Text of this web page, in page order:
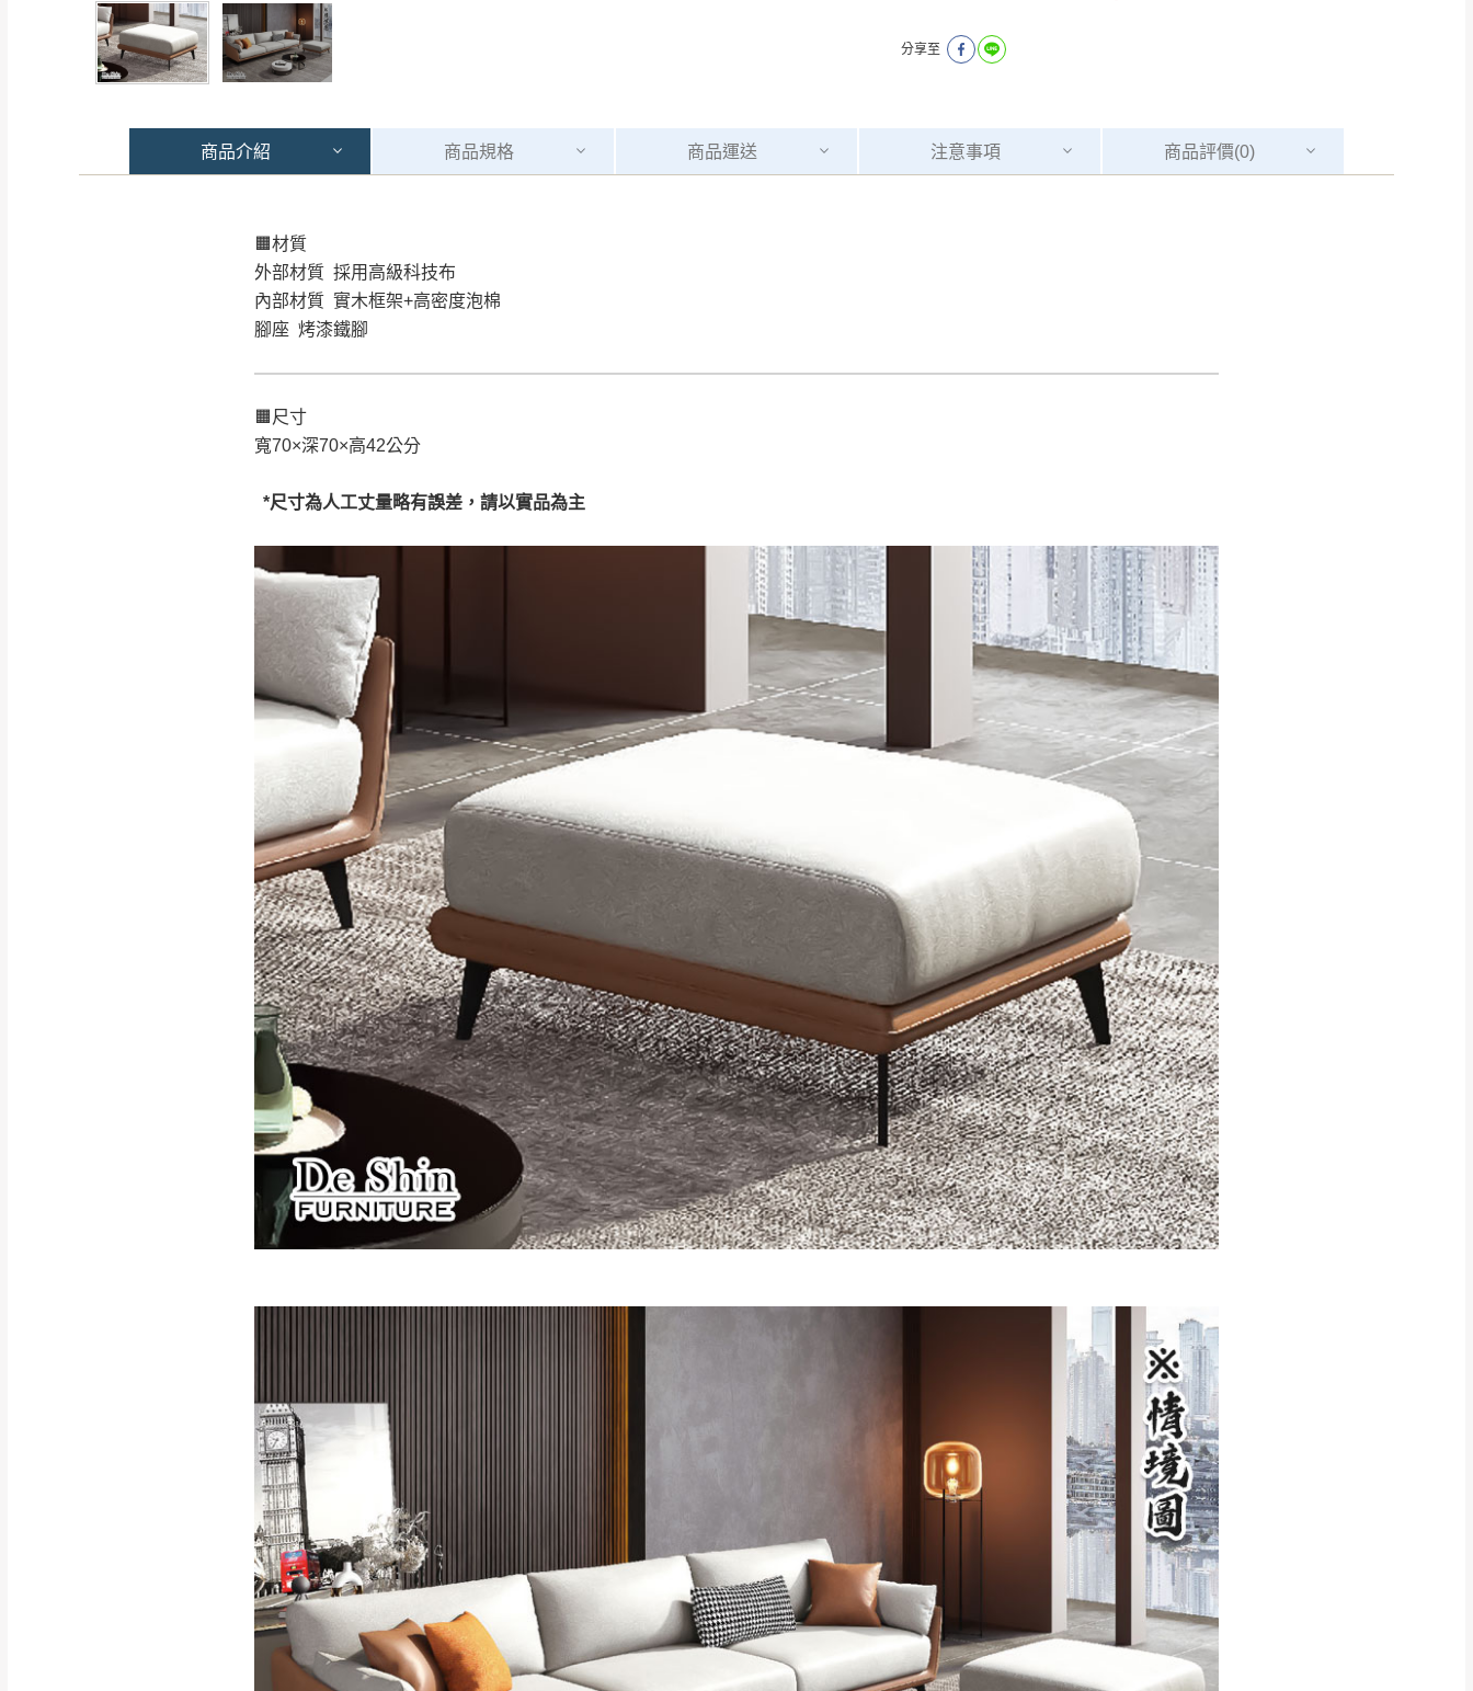
分享至
商品介紹 商品規格 商品運送 注意事項 商品評價(0)
🟧材質
外部材質 採用高級科技布
內部材質 實木框架+高密度泡棉
腳座 烤漆鐵腳
🟧尺寸
寬70×深70×高42公分
*尺寸為人工丈量略有誤差，請以實品為主
（請先線上詢問 LINE →@dershin）
桃園
免 運 費
＊A108產品另收運費
關西 玉山里
無
新北
雙溪、貢寮、烏來、平溪、九份、石
門、林口 下福里、新店山區、三峽山區、
石碇、坪林、福隆、淡水山區、北投湖山
路、深坑山區
基隆
$ 9,000以下：NT$500元
＊A108產品另收運費
基隆山區
苗栗
$ 9,000以下：NT$500元
＊A108產品另收運費
卓蘭鎮、三灣、通霄山區、西湖、泰安
鄉、大湖鄉、頭屋、獅潭鄉
配送天數：5~14天
到貨時間：指定送貨日當天以電話聯絡確認
｜周（一）配送部門固定公休無送貨｜
台北市、新北市地區固定每周(三)、(日)兩天收送貨
暫無配送地區 ：彰化、南投、雲林、嘉義、台南、高雄、屏東、宜蘭、 花蓮、台東、金門、馬祖、澎湖地區
。
其它注意事項
本司貨車運送如因路況不佳、天候惡劣、過於偏遠之山區內等，或收貨地點搬運過於困難等因素，導致無法順利配送，
本公司除了盡最大努力完成配送外，視狀況保有出貨的權利。
保護物流人員的工作安全，賣家無提供吊掛服務，若需以吊車或其他的吊掛方式吊運，費用將由買方自行支付。
因大型傢俱有組裝、配送的問題，並非一般快速到貨商品，無法指定特定時間送達，司機當天到貨前皆會再與您通知，
讓您不用整天在家等貨，以免浪費你的寶貴時間。
如遇自然災害、政府宣布之災害警報等不可抗力情事，而危及運送人員輸送之安全，本司得視狀況延後或停止運送服
由於品項繁多，網頁無法及時更新，如有需要購買商品，請於出發前來電或到「官方Line客服」來信確
認商品是否有「現貨」與 「金額」。
下單前先詢問是否現貨
運送範圍：限定北至基隆，南至苗栗，偏遠地區恕無法提供運送 (詳見運送規章)。
配送範圍：
苗栗至基隆；其它地區暫不開放，如因特殊地型限制(山區、鄉、鎮、村)、樓梯太小、無法搬運上樓等因
素，導致無法配送，
保護物流人員的工作安全，賣家無提供吊掛服務，若需以吊車或其他的吊掛方式吊運，費用將由買方自
行支付。
因大型傢俱有組裝、配送的問題，並非一般快速到貨商品，無法指定特定時間送達，司機當天到貨前皆
會再與您通知，讓你不用整天在家等貨，以節省您的寶貴時間。
由於百貨公司配送較為不易，故暫無法配送至百貨公司內部。
發票寄送：
若您選擇三聯式或索取兩聯式發票，發票將於商品完成出貨15個工作天另行寄出，另外約加上2~7個工作天內
送達，如遇國定假日將順延寄送。
退換貨說明：
若收到不良品，請於到貨日起七日內通知本公司客服人員，我們將為您更換新品，運費皆由本站負責，
所有退回及換貨之商品必須是全新狀態且完整包裝，床墊、床包、枕頭類產品需為未拆封狀態(請保持商
品、附件、包裝、廠商紙及所有附隨文件或資料之完整性)，若未依照上述方式處理，恕無法接受退貨。
由於透過電腦螢幕選購商品，可能會因個人電腦螢幕的設定色差或解析度等因素， 與實際商品的顏色、
質感稍有不同，如因此而需退換貨，需自付來回運費及人資成本，請您訂購前詳加確認。(包含商品尺寸
訂購前請確認商品尺寸，大型物件因為人工丈量，難免會有些許誤差值(約正負0.5CM) 詳細尺寸以實品
為主。
非因本公司問題而需退換貨，請於收到貨7日內通知客服人員(Line@ ID：@dershin)，並須保持商品全新
為因素導致商品損壞、零件短缺，則維修、搬運費用，需由消費者自行吸收(另事先與消費者報價，消費
到貨7日內為鑑賞期(注意:鑑賞期非試用期)，若非商品品質瑕疵問題於鑑賞期內退貨之情形，我們需酌收
退貨運費。
如欲放置營業場所及公開場合之商品則無享有商品一年保固之服務。
訂單成立 時請儘速於三日內完成付款，
，且在特定時日會給予折扣，
請密切注意。
▪️三日內若未接獲您的匯款或轉帳通知，商品將不予保留(訂單自動取消)。
▪️無回收家具服務，若需回收家具可聯絡當地請清潔隊回收,免付費清運專線：0800-085-717。
(0)筆